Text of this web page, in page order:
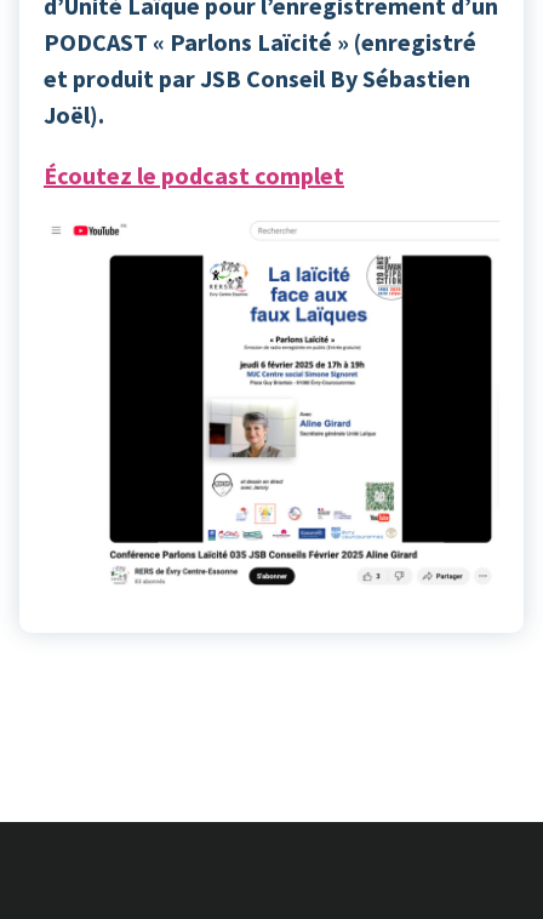
PODCAST « Parlons Laïcité » (enregistré
et produit par JSB Conseil By Sébastien
Joël).
Écoutez le podcast complet